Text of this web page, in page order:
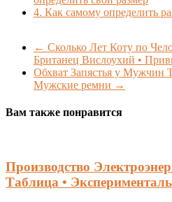
4. Как самому определить
← Сколько Лет Коту по
Британец Вислоухий •
Обхват Запястья у Мужчин
Мужские ремни →
Вам также понравится
Производство
Таблица •